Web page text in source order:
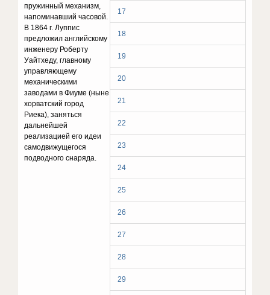
17
18
19
20
21
22
23
24
25
26
27
28
29
пружинный механизм,
напоминавший часовой.
В 1864 г. Луппис
предложил английскому
инженеру Роберту
Уайтхеду, главному
управляющему
механическими
заводами в Фиуме (ныне
хорватский город
Риека), заняться
дальнейшей
реализацией его идеи
самодвижущегося
подводного снаряда.